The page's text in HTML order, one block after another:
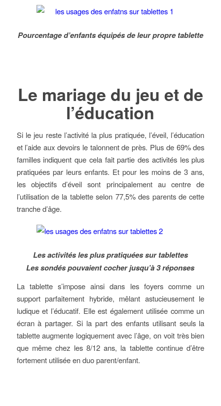
Pourcentage d’enfants équipés de leur propre tablette
Le mariage du jeu et de
l’éducation
Si le jeu reste l’activité la plus pratiquée, l’éveil, l’éducation
et l’aide aux devoirs le talonnent de près. Plus de 69% des
familles indiquent que cela fait partie des activités les plus
pratiquées par leurs enfants. Et pour les moins de 3 ans,
les objectifs d’éveil sont principalement au centre de
l’utilisation de la tablette selon 77,5% des parents de cette
tranche d’âge.
Les activités les plus pratiquées sur tablettes
Les sondés pouvaient cocher jusqu’à 3 réponses
La tablette s’impose ainsi dans les foyers comme un
support parfaitement hybride, mêlant astucieusement le
ludique et l’éducatif. Elle est également utilisée comme un
écran à partager. Si la part des enfants utilisant seuls la
tablette augmente logiquement avec l’âge, on voit très bien
que même chez les 8/12 ans, la tablette continue d’être
fortement utilisée en duo parent/enfant.